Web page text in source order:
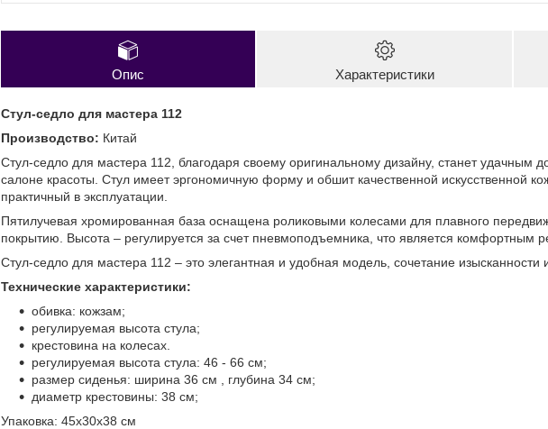
Опис Характеристики
Стул-седло для мастера 112
Производство: Китай
Стул-седло для мастера 112, благодаря своему оригинальному дизайну, станет
салоне красоты. Стул имеет эргономичную форму и обшит качественной искусственной
практичный в эксплуатации.
Пятилучевая хромированная база оснащена роликовыми колесами для плавного
покрытию. Высота – регулируется за счет пневмоподъемника, что является комфортным
Стул-седло для мастера 112 – это элегантная и удобная модель, сочетание изысканности
Технические характеристики:
обивка: кожзам;
регулируемая высота стула;
крестовина на колесах.
регулируемая высота стула: 46 - 66 см;
размер сиденья: ширина 36 см , глубина 34 см;
диаметр крестовины: 38 см;
Упаковка: 45х30х38 см